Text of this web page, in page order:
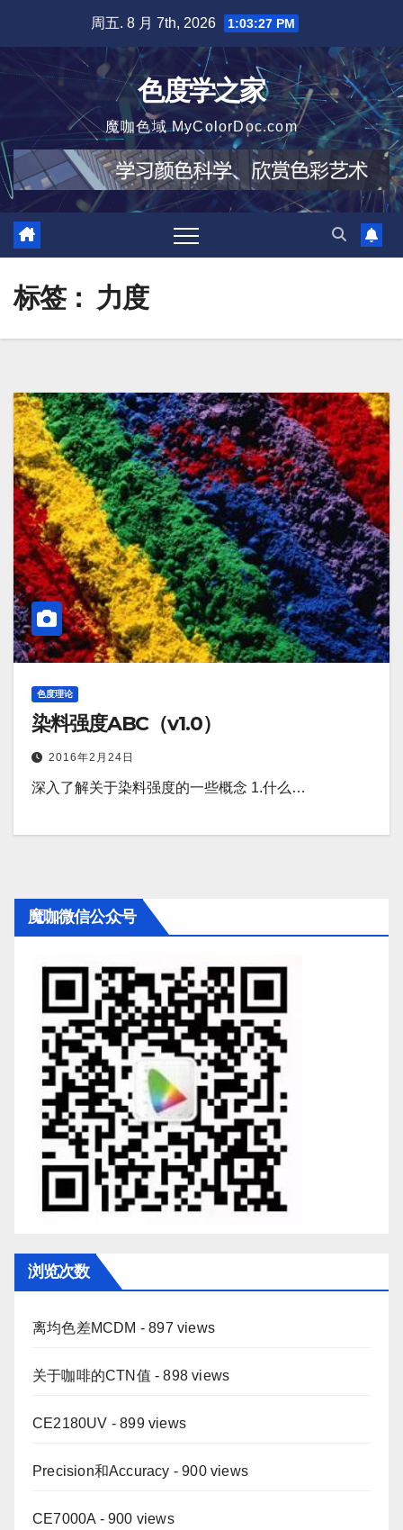
周五. 8 月 7th, 2026 1:03:28 PM
色度学之家
魔咖色域 MyColorDoc.com
标签： 力度
色度理论
染料强度ABC（v1.0）
2016年2月24日
深入了解关于染料强度的一些概念 1.什么…
魔咖微信公众号
浏览次数
离均色差MCDM - 897 views
关于咖啡的CTN值 - 898 views
CE2180UV - 899 views
Precision和Accuracy - 900 views
CE7000A - 900 views